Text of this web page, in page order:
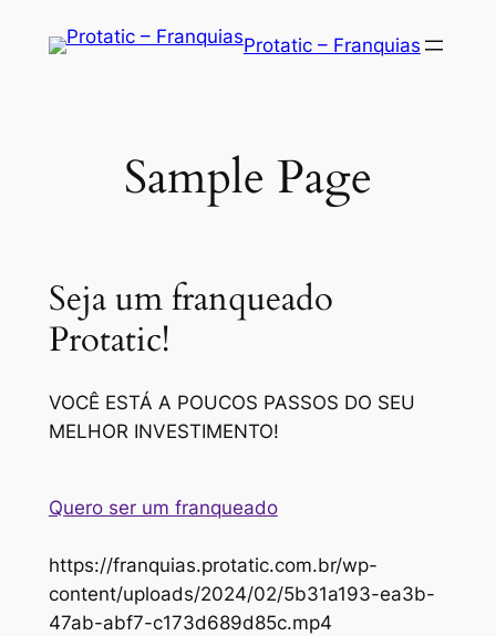
Protatic – Franquias
Sample Page
Seja um franqueado
Protatic!
VOCÊ ESTÁ A POUCOS PASSOS DO SEU
MELHOR INVESTIMENTO!
Quero ser um franqueado
https://franquias.protatic.com.br/wp-
content/uploads/2024/02/5b31a193-ea3b-
47ab-abf7-c173d689d85c.mp4